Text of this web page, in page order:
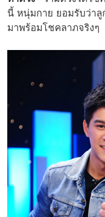
นี้ หนุ่มกาย ยอมรับว่า
มาพร้อมโชคลาภจริงๆ